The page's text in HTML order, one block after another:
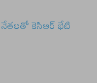
నేత‌ల‌తో కెసిఆర్ భేటి